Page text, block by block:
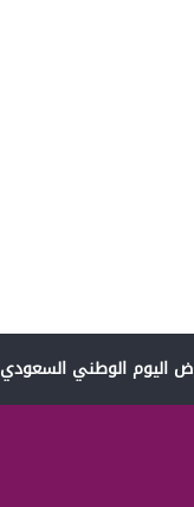
اليوم الوطني السعودي 2026